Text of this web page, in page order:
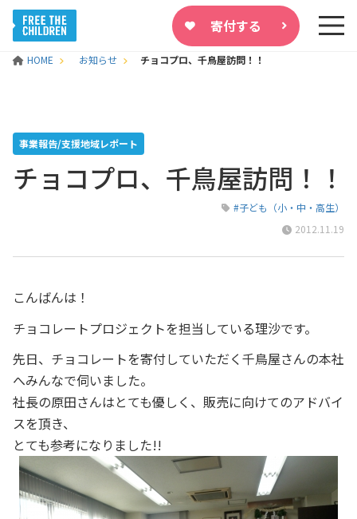
寄付する
HOME お知らせ チョコプロ、千鳥屋訪問！！
事業報告/支援地域レポート
チョコプロ、千鳥屋訪問！！
#子ども（小・中・高生）
2012.11.19
こんばんは！
チョコレートプロジェクトを担当している理沙です。
先日、チョコレートを寄付していただく千鳥屋さんの本社
へみんなで伺いました。
社長の原田さんはとても優しく、販売に向けてのアドバイ
スを頂き、
とても参考になりました!!